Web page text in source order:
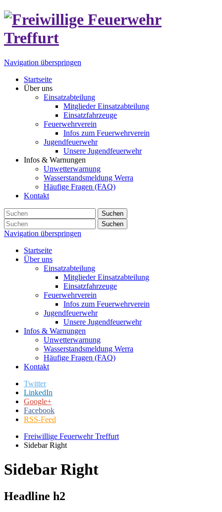
Navigation überspringen
Startseite
Über uns
Einsatzabteilung
Mitglieder Einsatzabteilung
Einsatzfahrzeuge
Feuerwehrverein
Infos zum Feuerwehrverein
Jugendfeuerwehr
Unsere Jugendfeuerwehr
Infos & Warnungen
Unwetterwarnung
Wasserstandsmeldung Werra
Häufige Fragen (FAQ)
Kontakt
Suchen
Suchen
Navigation überspringen
Startseite
Über uns
Einsatzabteilung
Mitglieder Einsatzabteilung
Einsatzfahrzeuge
Feuerwehrverein
Infos zum Feuerwehrverein
Jugendfeuerwehr
Unsere Jugendfeuerwehr
Infos & Warnungen
Unwetterwarnung
Wasserstandsmeldung Werra
Häufige Fragen (FAQ)
Kontakt
Twitter
LinkedIn
Google+
Facebook
RSS-Feed
Freiwillige Feuerwehr Treffurt
Sidebar Right
Sidebar Right
Headline h2